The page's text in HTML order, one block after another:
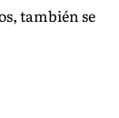
también se